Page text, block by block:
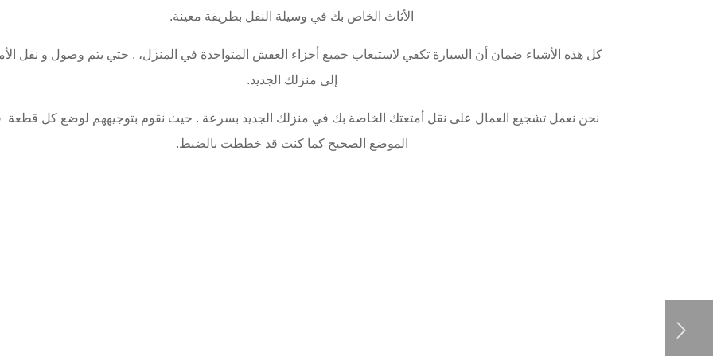
الأثاث الخاص بك في وسيلة النقل بطريقة معينة.
كل هذه الأشياء ضمان أن السيارة تكفي لاستيعاب جميع أجزاء العفش المتواجدة في المنزل، . حتي يتم وصول و نقل
إلى منزلك الجديد.
نحن نعمل تشجيع العمال على نقل أمتعتك الخاصة بك في منزلك الجديد بسرعة . حيث نقوم بتوجيههم لوضع كل
الموضع الصحيح كما كنت قد خططت بالضبط.